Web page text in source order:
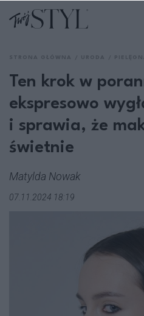
Ten krok w
ekspresowo
i sprawia, że
świetnie
Matylda Nowak
07.11.2024 18:19